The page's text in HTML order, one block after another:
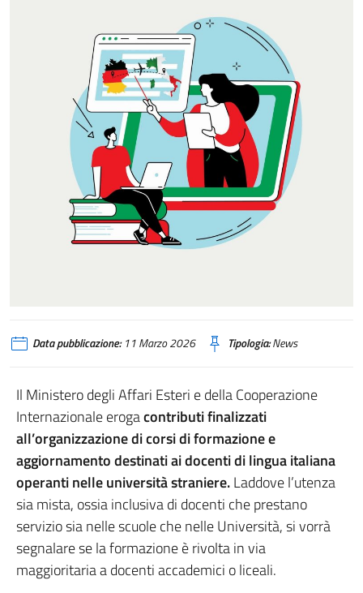
Data pubblicazione:11 Marzo 2026 Tipologia:News
Il Ministero degli Affari Esteri e della Cooperazione
Internazionale erogacontributi finalizzati
all’organizzazione di corsi di formazione e
aggiornamento destinati ai docenti di lingua italiana
operanti nelle università straniere.Laddove l’utenza
sia mista, ossia inclusiva di docenti che prestano
servizio sia nelle scuole che nelle Università, si vorrà
segnalare se la formazione è rivolta in via
maggioritaria a docenti accademici o liceali.